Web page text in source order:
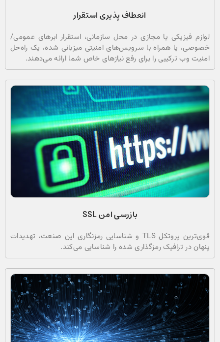
انعطاف پذیری استقرار
لوازم فیزیکی یا مجازی در محل سازمانی، استقرار ابرهای عمومی/
خصوصی، یا همراه با سرویس‌های امنیتی میزبانی شده، یک راه‌حل
امنیت وب ترکیبی را برای رفع نیازهای خاص شما ارائه می‌دهند.
بازرسی امن SSL
قوی‌ترین پروتکل TLS و شناسایی رمزنگاری این صنعت، تهدیدات
پنهان در ترافیک رمزگذاری شده را شناسایی می‌کند.